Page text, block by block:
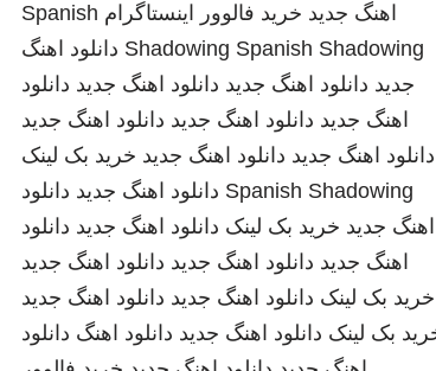
اهنگ جدید خرید فالوور اینستاگرام Spanish
Shadowing Spanish Shadowing
دانلود اهنگ
جدید دانلود اهنگ جدید دانلود اهنگ جدید دانلود
اهنگ جدید دانلود اهنگ جدید دانلود اهنگ جدید
دانلود اهنگ جدید دانلود اهنگ جدید خرید بک لینک
Spanish Shadowing دانلود اهنگ جدید دانلود
اهنگ جدید خرید بک لینک دانلود اهنگ جدید دانلود
اهنگ جدید دانلود اهنگ جدید دانلود اهنگ جدید
خرید بک لینک دانلود اهنگ جدید دانلود اهنگ جدید
بک لینک دانلود اهنگ جدید دانلود اهنگ دانلود